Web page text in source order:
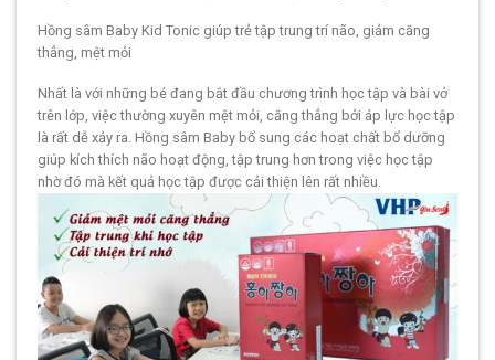
Hồng sâm Baby Kid Tonic giúp trẻ tập trung trí não, giảm căng
thẳng, mệt mỏi
Nhất là với những bé đang bắt đầu chương trình học tập và bài vở
trên lớp, việc thường xuyên mệt mỏi, căng thẳng bởi áp lực học tập
là rất dễ xảy ra. Hồng sâm Baby bổ sung các hoạt chất bổ dưỡng
giúp kích thích não hoạt động, tập trung hơn trong việc học tập
nhờ đó mà kết quả học tập được cải thiện lên rất nhiều.